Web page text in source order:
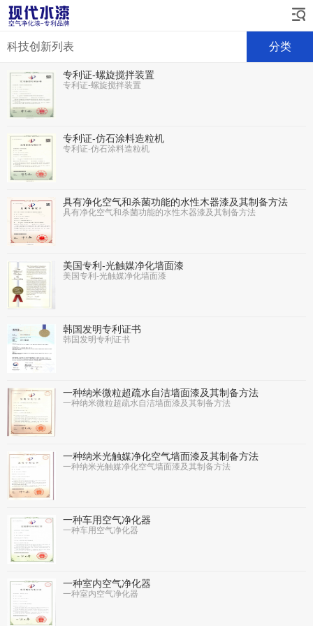
科技创新列表 分类
专利证-螺旋搅拌装置
专利证-螺旋搅拌装置
专利证-仿石涂料造粒机
专利证-仿石涂料造粒机
具有净化空气和杀菌功能的水性木器漆及其制备方法
具有净化空气和杀菌功能的水性木器漆及其制备方法
美国专利-光触媒净化墙面漆
美国专利-光触媒净化墙面漆
韩国发明专利证书
韩国发明专利证书
一种纳米微粒超疏水自洁墙面漆及其制备方法
一种纳米微粒超疏水自洁墙面漆及其制备方法
一种纳米光触媒净化空气墙面漆及其制备方法
一种纳米光触媒净化空气墙面漆及其制备方法
一种车用空气净化器
一种车用空气净化器
一种室内空气净化器
一种室内空气净化器